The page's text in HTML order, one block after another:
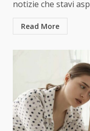
notizie che stavi
Read More